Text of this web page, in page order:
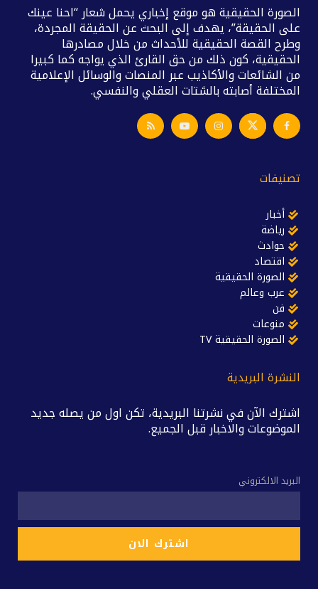
الصورة الحقيقية هو موقع إخباري يحمل شعار “احنا عينك
على الحقيقة”، يهدف إلى البحث عن الحقيقة المجردة،
وطرح القصة الحقيقية للأحداث من خلال مصادرها
الحقيقية، كون ذلك من حق القارئ الذي يواجه كما كبيرا
من الشائعات والأكاذيب عبر المنصات والوسائل الإعلامية
المختلفة أصابته بالشتات العقلي والنفسي.
تصنيفات
أخبار
رياضة
حوادث
اقتصاد
الصورة الحقيقية
عرب وعالم
فن
منوعات
الصورة الحقيقية TV
النشرة البريدية
اشترك الآن في نشرتنا البريدية، تكن اول من يصله جديد
الموضوعات والاخبار قبل الجميع.
البريد الالكتروني